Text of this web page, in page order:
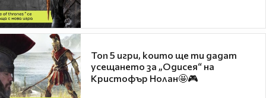
Топ 5 игри, които ще ти дадат
усещането за „Одисея“ на
Кристофър Нолан🤩🎮